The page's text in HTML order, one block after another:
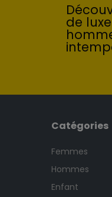
de
Catégories
Femmes
Hommes
Enfant